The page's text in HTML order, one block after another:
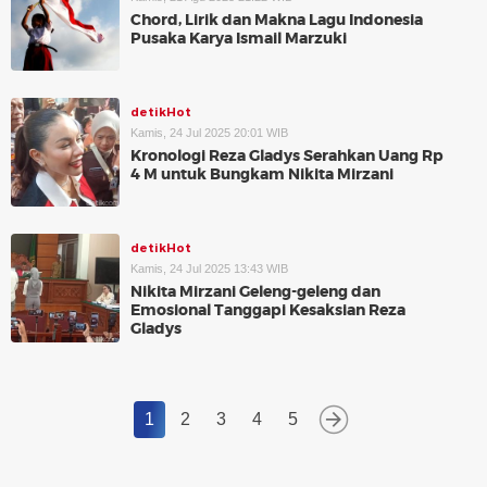
Chord, Lirik dan Makna Lagu Indonesia
Pusaka Karya Ismail Marzuki
detikHot
Kamis, 24 Jul 2025 20:01 WIB
Kronologi Reza Gladys Serahkan Uang Rp
4 M untuk Bungkam Nikita Mirzani
detikHot
Kamis, 24 Jul 2025 13:43 WIB
Nikita Mirzani Geleng-geleng dan
Emosional Tanggapi Kesaksian Reza
Gladys
1 2 3 4 5